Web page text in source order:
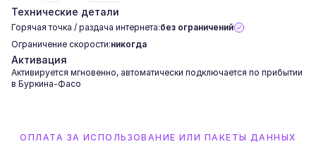
Технические детали
Горячая точка / раздача интернета:без ограничений
Ограничение скорости:никогда
Активация
Активируется мгновенно, автоматически подключается по прибытии
в Буркина-Фасо
ОПЛАТА ЗА ИСПОЛЬЗОВАНИЕ ИЛИ ПАКЕТЫ ДАННЫХ